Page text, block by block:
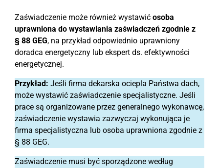
Zaświadczenie może również wystawić osoba
uprawniona do wystawiania zaświadczeń zgodnie z
§ 88 GEG, na przykład odpowiednio uprawniony
doradca energetyczny lub ekspert ds. efektywności
energetycznej.
Przykład: Jeśli firma dekarska ociepla Państwa dach,
może wystawić zaświadczenie specjalistyczne. Jeśli
prace są organizowane przez generalnego wykonawcę,
zaświadczenie wystawia zazwyczaj wykonująca je
firma specjalistyczna lub osoba uprawniona zgodnie z
§ 88 GEG.
Zaświadczenie musi być sporządzone według